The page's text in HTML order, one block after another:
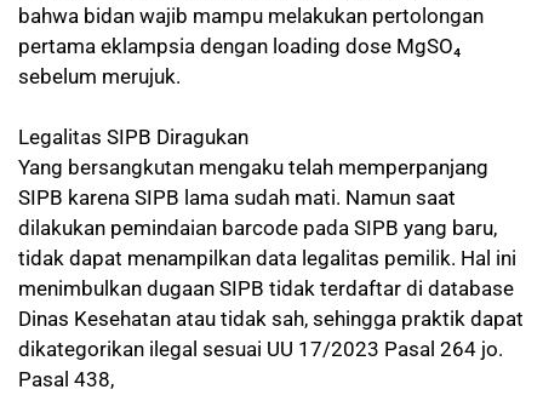
bahwa bidan wajib mampu melakukan pertolongan
pertama eklampsia dengan loading dose MgSO₄
sebelum merujuk.
Legalitas SIPB Diragukan
Yang bersangkutan mengaku telah memperpanjang
SIPB karena SIPB lama sudah mati. Namun saat
dilakukan pemindaian barcode pada SIPB yang baru,
tidak dapat menampilkan data legalitas pemilik. Hal ini
menimbulkan dugaan SIPB tidak terdaftar di database
Dinas Kesehatan atau tidak sah, sehingga praktik dapat
dikategorikan ilegal sesuai UU 17/2023 Pasal 264 jo.
Pasal 438,